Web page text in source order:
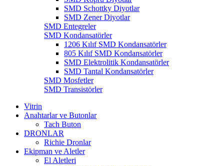
SMD Schottky Diyotlar
SMD Zener Diyotlar
SMD Entegreler
SMD Kondansatörler
1206 Kılıf SMD Kondansatörler
805 Kılıf SMD Kondansatörler
SMD Elektrolitik Kondansatörler
SMD Tantal Kondansatörler
SMD Mosfetler
SMD Transistörler
Vitrin
Anahtarlar ve Butonlar
Tach Buton
DRONLAR
Richie Dronlar
Ekipman ve Aletler
El Aletleri